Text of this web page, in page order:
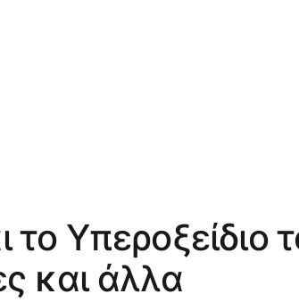
το Υπεροξείδιο
και άλλα